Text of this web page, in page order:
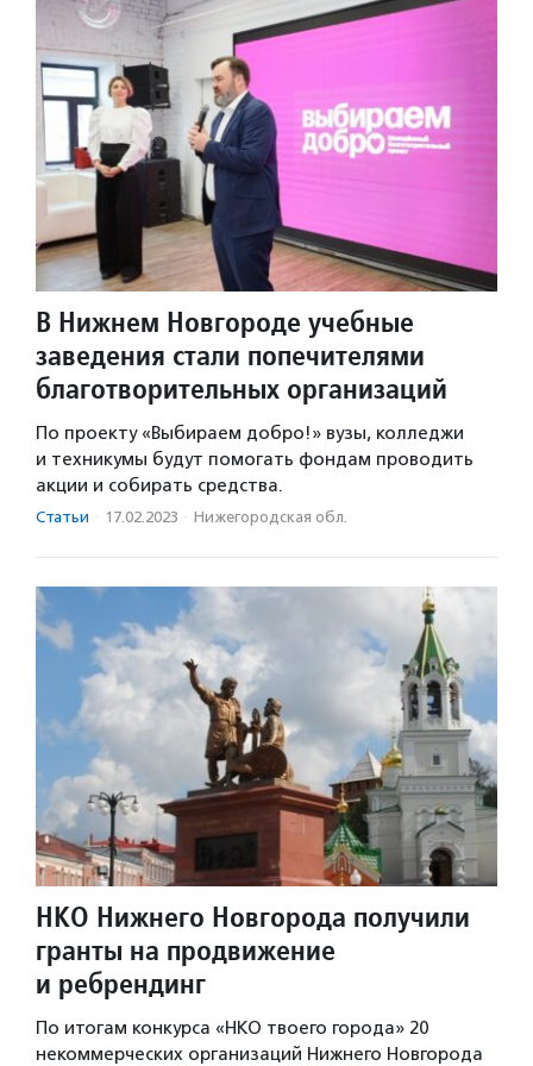
В Нижнем Новгороде учебные
заведения стали попечителями
благотворительных организаций
По проекту «Выбираем добро!» вузы, колледжи
и техникумы будут помогать фондам проводить
акции и собирать средства.
Статьи · 17.02.2023 · Нижегородская обл.
НКО Нижнего Новгорода получили
гранты на продвижение
и ребрендинг
По итогам конкурса «НКО твоего города» 20
некоммерческих организаций Нижнего Новгорода